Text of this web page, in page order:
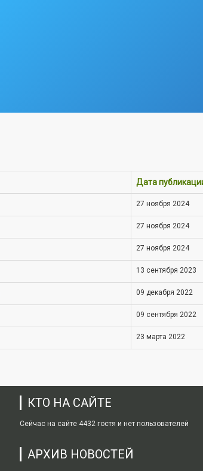
Дата
27 ноября 2024
27 ноября 2024
27 ноября 2024
13 сентября 2023
09 декабря 2022
09 сентября 2022
23 марта 2022
КТО НА САЙТЕ
Сейчас на сайте 4432 гостя и нет пользователей
АРХИВ НОВОСТЕЙ